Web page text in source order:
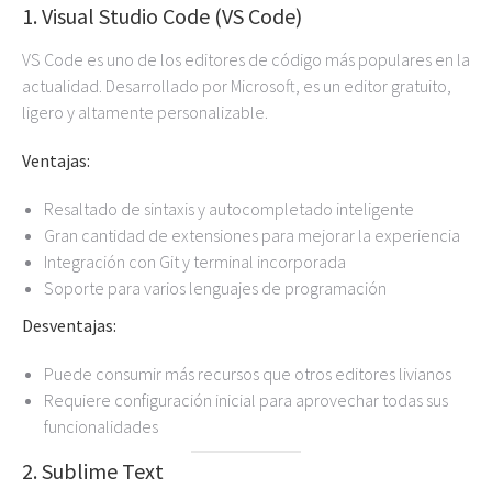
1. Visual Studio Code (VS Code)
VS Code es uno de los editores de código más populares en la
actualidad. Desarrollado por Microsoft, es un editor gratuito,
ligero y altamente personalizable.
Ventajas:
Resaltado de sintaxis y autocompletado inteligente
Gran cantidad de extensiones para mejorar la experiencia
Integración con Git y terminal incorporada
Soporte para varios lenguajes de programación
Desventajas:
Puede consumir más recursos que otros editores livianos
Requiere configuración inicial para aprovechar todas sus
funcionalidades
2. Sublime Text